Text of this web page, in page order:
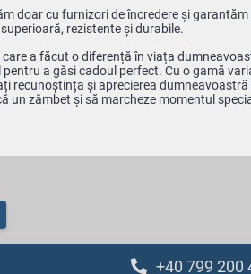
doar cu furnizori de încredere și
rezistente și durabile.
a făcut o diferență în viața
a găsi cadoul perfect. Cu o gamă
recunoștința și aprecierea
un zâmbet și să marcheze momentul
+40 799 200